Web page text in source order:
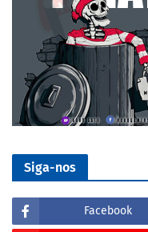
Siga-nos
Facebook